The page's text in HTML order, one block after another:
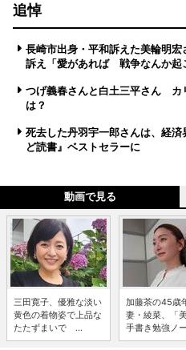
追悼
長崎市出身・平和訴えた美輪明
訴え「愛があれば 戦争なんか起
つげ義春さんと白土三平さん カ
は？
死去した丹羽宇一郎さんは、経
ど読書』ベストセラーに
動画で見る
三田寛子、優雅な淡い
黄色の着物姿で上品な
たたずまいで ...
加藤茶の45歳
妻・綾菜、「
手書き勉強ノ